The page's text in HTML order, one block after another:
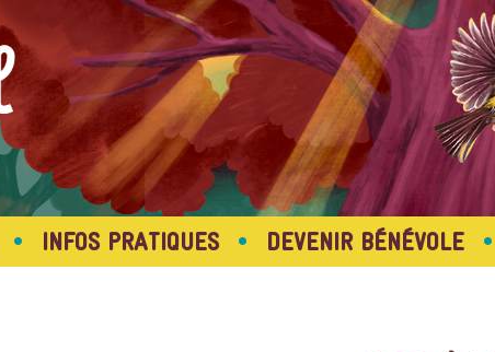
• INFOS PRATIQUES • DEVENIR BÉNÉVOLE •